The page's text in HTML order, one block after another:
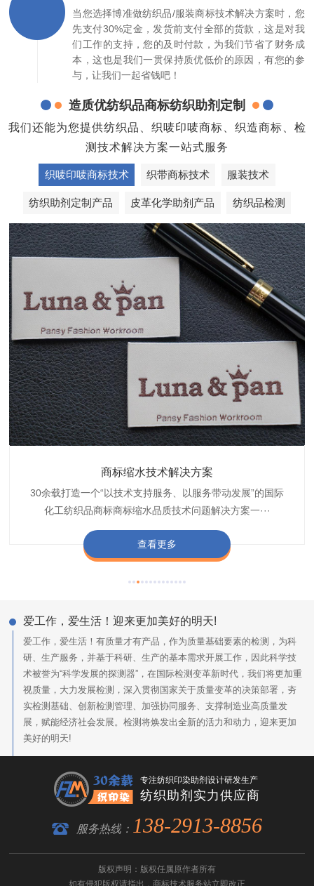
当您选择博准做纺织品/服装商标技术解决方案时，您
先支付30%定金，发货前支付全部的货款，这是对我
们工作的支持，您的及时付款，为我们节省了财务成
本，这也是我们一贯保持质优低价的原因，有您的参
与，让我们一起省钱吧！
造质优纺织品商标纺织助剂定制
我们还能为您提供纺织品、织唛印唛商标、织造商标、检
测技术解决方案一站式服务
织唛印唛商标技术 织带商标技术 服装技术
纺织助剂定制产品 皮革化学助剂产品 纺织品检测
商标缩水技术解决方案
30余载打造一个“以技术支持服务、以服务带动发展”的国际
化工纺织品商标商标缩水品质技术问题解决方案一···
查看更多
织带商标防水技术解决方案
博准公司专注于织带商标防水技术解决方案30余载,励志于
纺织品商标企业打造含油量超标品质技术问题解决方···
查看更多
服装颜色不匀技术解决方案
博准是一家专注30余载设计研发织唛印唛商标、织带服装颜
色不匀品质技术问题解决方案一站式服务提供商,技···
查看更多
纺织品阻燃母粒
博准致力于成为纺织品商标阻燃母粒剂,TF-W760,TF-W760
阻燃母粒剂加工定制服务实力提供商,···
查看更多
爱工作，爱生活！迎来更加美好的明天!
爱工作，爱生活！有质量才有产品，作为质量基础要素的检测，为科
研、生产服务，并基于科研、生产的基本需求开展工作，因此科学技
术被誉为“科学发展的探测器”，在国际检测变革新时代，我们将更加重
视质量，大力发展检测，深入贯彻国家关于质量变革的决策部署，夯
实检测基础、创新检测管理、加强协同服务、支撑制造业高质量发
展，赋能经济社会发展。检测将焕发出全新的活力和动力，迎来更加
美好的明天!
专注纺织印染助剂设计研发生产
纺织助剂实力供应商
服务热线： 138-2913-8856
版权声明：版权任属原作者所有
如有侵犯版权请指出， 商标技术服务站立即改正